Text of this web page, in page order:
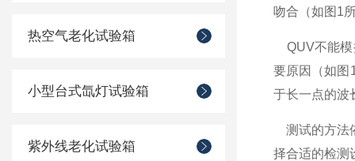
热空气老化试验箱
小型台式氙灯试验箱
紫外线老化试验箱
吻合（如图1
QUV不能模
要原因（如图
于长一点的波
测试的方法
择合适的检测